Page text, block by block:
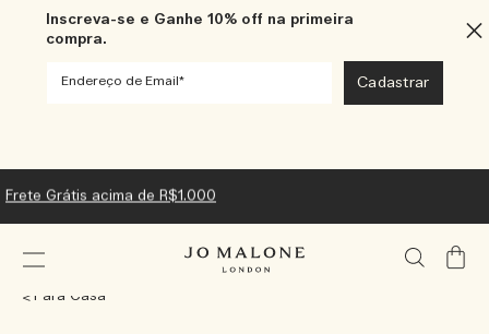
Inscreva-se e Ganhe 10% off na primeira
compra.
Frete Grátis acima de R$1.000
Meu
Para Casa